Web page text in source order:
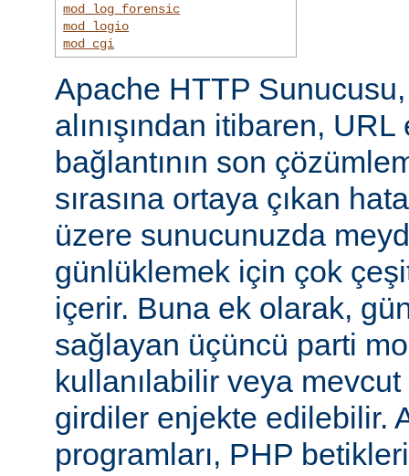
mod_log_forensic
mod_logio
mod_cgi
Apache HTTP
alınışından itibaren,
bağlantının son
sırasına ortaya çıkan
üzere sunucunuzda
günlüklemek için çok
içerir. Buna ek olarak,
sağlayan üçüncü parti
kullanılabilir veya
girdiler enjekte edilebilir.
programları, PHP